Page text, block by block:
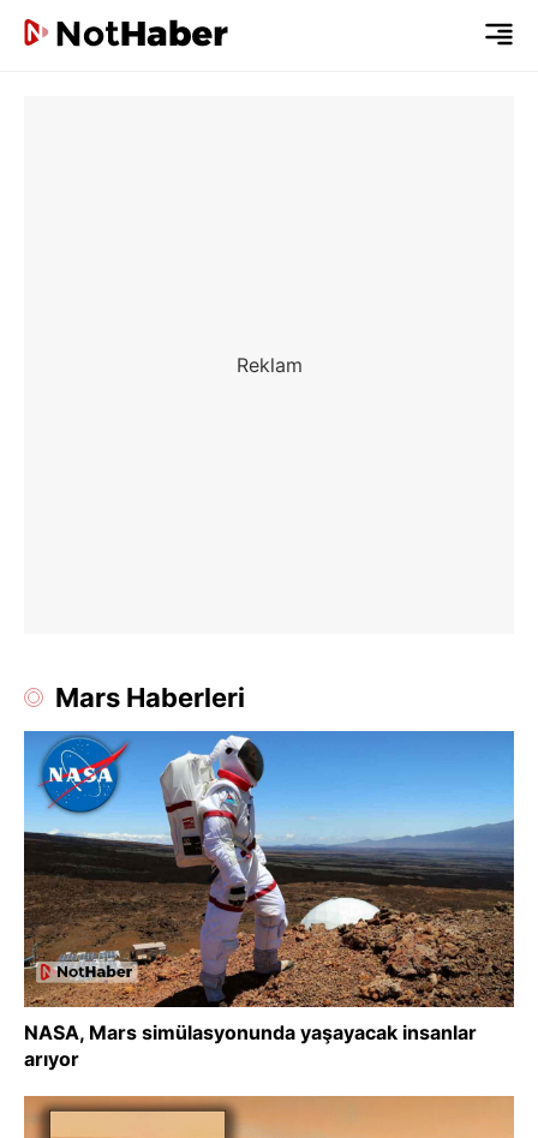
Mars Haberleri
NASA, Mars simülasyonunda yaşayacak insanlar
arıyor